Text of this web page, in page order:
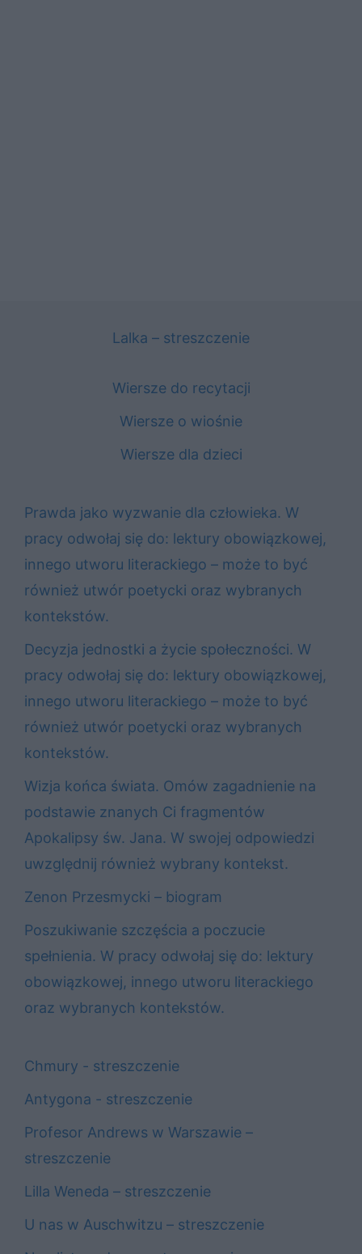
Lalka – streszczenie
Wiersze do recytacji
Wiersze o wiośnie
Wiersze dla dzieci
Prawda jako wyzwanie dla człowieka. W
pracy odwołaj się do: lektury obowiązkowej,
innego utworu literackiego – może to być
również utwór poetycki oraz wybranych
kontekstów.
Decyzja jednostki a życie społeczności. W
pracy odwołaj się do: lektury obowiązkowej,
innego utworu literackiego – może to być
również utwór poetycki oraz wybranych
kontekstów.
Wizja końca świata. Omów zagadnienie na
podstawie znanych Ci fragmentów
Apokalipsy św. Jana. W swojej odpowiedzi
uwzględnij również wybrany kontekst.
Zenon Przesmycki – biogram
Poszukiwanie szczęścia a poczucie
spełnienia. W pracy odwołaj się do: lektury
obowiązkowej, innego utworu literackiego
oraz wybranych kontekstów.
Chmury - streszczenie
Antygona - streszczenie
Profesor Andrews w Warszawie –
streszczenie
Lilla Weneda – streszczenie
U nas w Auschwitzu – streszczenie